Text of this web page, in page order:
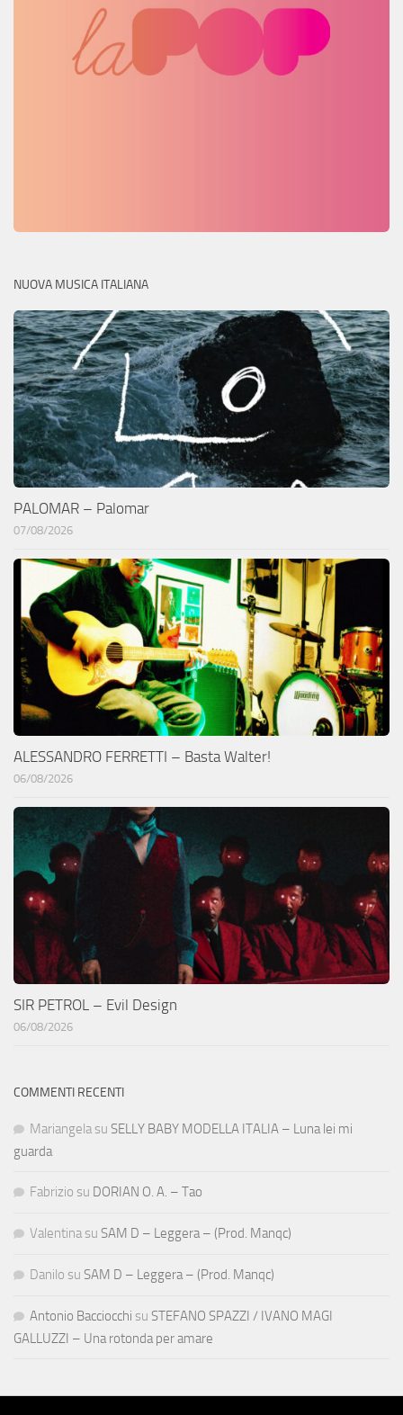
NUOVA MUSICA ITALIANA
PALOMAR – Palomar
07/08/2026
ALESSANDRO FERRETTI – Basta Walter!
06/08/2026
SIR PETROL – Evil Design
06/08/2026
COMMENTI RECENTI
Mariangela su SELLY BABY MODELLA ITALIA – Luna lei mi
guarda
Fabrizio su DORIAN O. A. – Tao
Valentina su SAM D – Leggera – (Prod. Manqc)
Danilo su SAM D – Leggera – (Prod. Manqc)
Antonio Bacciocchi su STEFANO SPAZZI / IVANO MAGI
GALLUZZI – Una rotonda per amare